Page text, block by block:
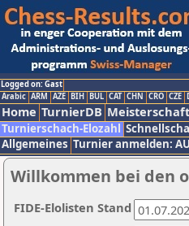
Logged on: Gast
Arabic ARM AZE BIH BUL CAT CHN CRO CZE
Home TurnierDB Meisterschaft
Turnierschach-Elozahl
Allgemeines Turnier anmelden:
Willkommen bei den
FIDE-Elolisten Stand